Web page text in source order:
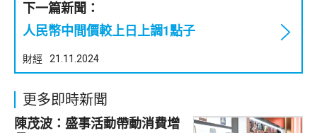
下一篇新聞：
人民幣中間價較上日上調1點子
財經 21.11.2024
更多即時新聞
陳茂波：盛事活動帶動消費增